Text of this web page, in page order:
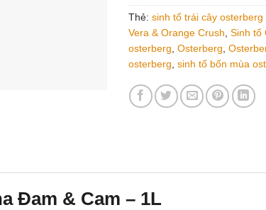
Thẻ: sinh tố trái cây
Vera & Orange Crush, Sinh tố
osterberg, Osterberg,
osterberg, sinh tố bốn mùa
Đam & Cam – 1L